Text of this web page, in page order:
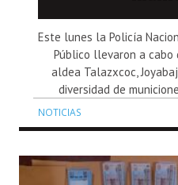
Este lunes la Policía
Público llevaron a
aldea Talazxcoc,
diversidad de
NOTICIAS